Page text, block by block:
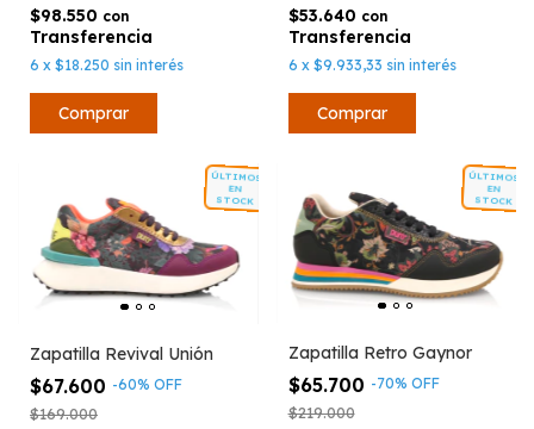
$98.550 con
6 x $18.250 sin interés
Comprar
$53.640 con
6 x $9.933,33 sin interés
Comprar
ÚLTIMOS
EN
STOCK
Zapatilla Revival Unión
$67.600 -60% OFF
$169.000
ÚLTIMOS
EN
STOCK
Zapatilla Retro Gaynor
$65.700 -70% OFF
$219.000